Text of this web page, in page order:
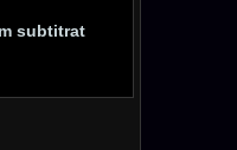
subtitrat